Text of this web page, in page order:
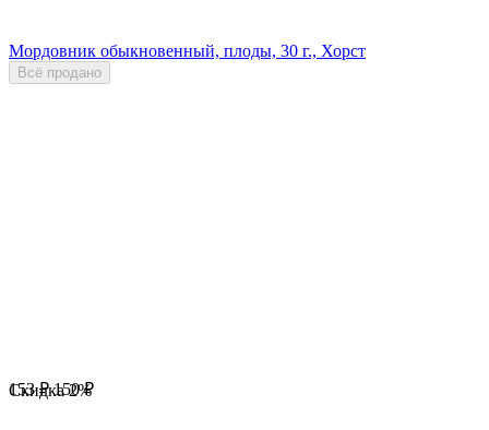
Мордовник обыкновенный, плоды, 30 г., Хорст
Всё продано
Скидка2%
153 ₽ 150 ₽